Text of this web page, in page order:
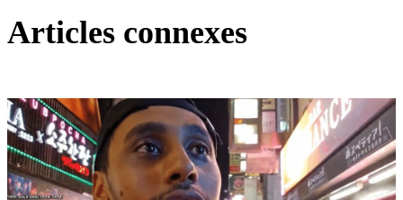
Articles connexes